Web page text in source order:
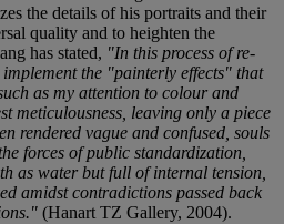
the details of his portraits and their
quality and to heighten the
has stated, "In this process of re-
the "painterly effects" that
as my attention to colour and
meticulousness, leaving only a piece
rendered vague and confused, souls
forces of public standardization,
as water but full of internal tension,
amidst contradictions passed back
(Hanart TZ Gallery, 2004).